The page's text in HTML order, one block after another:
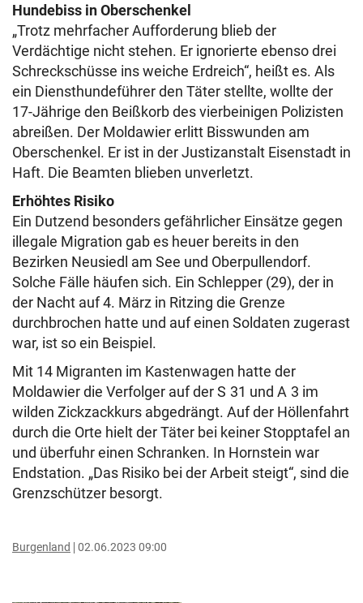
Hundebiss in Oberschenkel
„Trotz mehrfacher Aufforderung blieb der
Verdächtige nicht stehen. Er ignorierte ebenso drei
Schreckschüsse ins weiche Erdreich“, heißt es. Als
ein Diensthundeführer den Täter stellte, wollte der
17-Jährige den Beißkorb des vierbeinigen Polizisten
abreißen. Der Moldawier erlitt Bisswunden am
Oberschenkel. Er ist in der Justizanstalt Eisenstadt in
Haft. Die Beamten blieben unverletzt.
Erhöhtes Risiko
Ein Dutzend besonders gefährlicher Einsätze gegen
illegale Migration gab es heuer bereits in den
Bezirken Neusiedl am See und Oberpullendorf.
Solche Fälle häufen sich. Ein Schlepper (29), der in
der Nacht auf 4. März in Ritzing die Grenze
durchbrochen hatte und auf einen Soldaten zugerast
war, ist so ein Beispiel.
Mit 14 Migranten im Kastenwagen hatte der
Moldawier die Verfolger auf der S 31 und A 3 im
wilden Zickzackkurs abgedrängt. Auf der Höllenfahrt
durch die Orte hielt der Täter bei keiner Stopptafel an
und überfuhr einen Schranken. In Hornstein war
Endstation. „Das Risiko bei der Arbeit steigt“, sind die
Grenzschützer besorgt.
Burgenland 02.06.2023 09:00